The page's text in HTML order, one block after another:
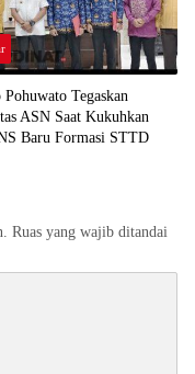
Pohuwato Tegaskan
ASN Saat Kukuhkan
Baru Formasi STTD
Ruas yang wajib ditandai